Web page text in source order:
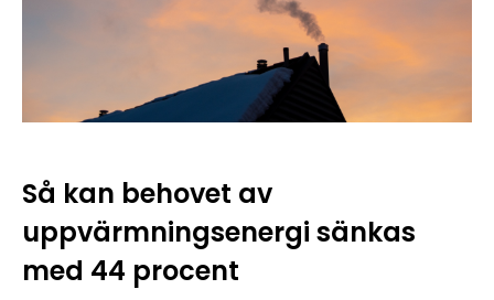
Så kan behovet av
uppvärmningsenergi sänkas
med 44 procent